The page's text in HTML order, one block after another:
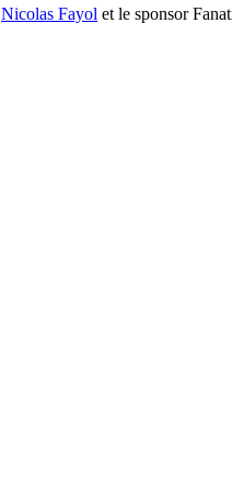
Nicolas Fayol et le sponsor